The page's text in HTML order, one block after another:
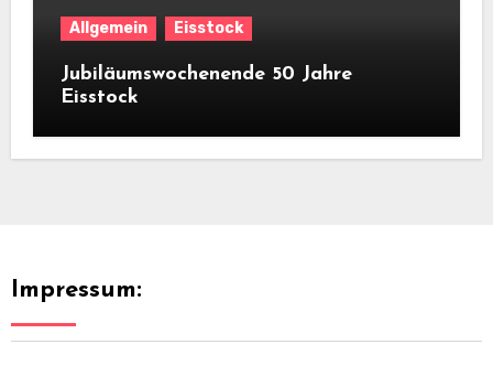
Allgemein Eisstock
Jubiläumswochenende 50 Jahre
Eisstock
Impressum: